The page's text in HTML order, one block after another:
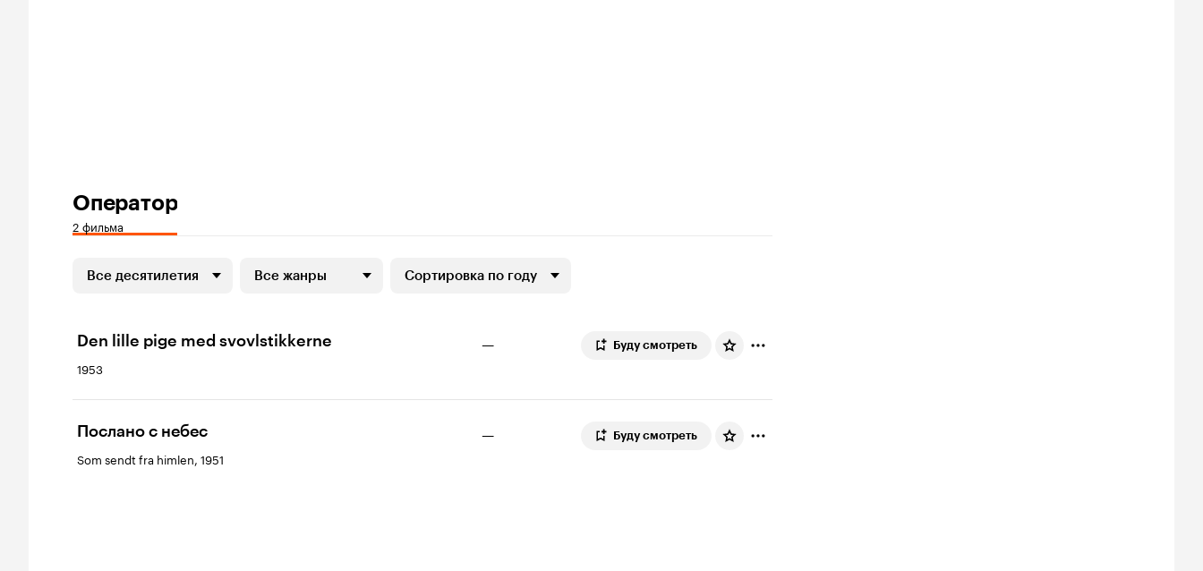
Оператор
2 фильма
Все десятилетия Все жанры Сортировка по году
Den lille pige med svovlstikkerne
1953
— Буду смотреть
Послано с небес
Som sendt fra himlen, 1951
— Буду смотреть